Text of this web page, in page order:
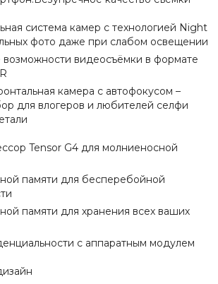
система камер с технологией Night
фото даже при слабом освещении
видеосъёмки в формате
камера с автофокусом –
для влогеров и любителей селфи
Tensor G4 для молниеносной
памяти для бесперебойной
памяти для хранения всех ваших
с аппаратным модулем